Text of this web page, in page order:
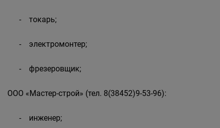
- токарь;
- электромонтер;
- фрезеровщик;
ООО «Мастер-строй» (тел. 8(38452)9-53-96):
- инженер;